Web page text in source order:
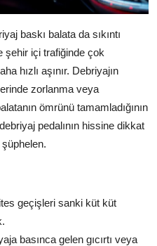
baskı balata da sıkıntı
şehir içi trafiğinde çok
hızlı aşınır. Debriyajın
zorlanma veya
ömrünü tamamladığının
pedalının hissine dikkat
geçişleri sanki küt küt
basınca gelen gıcırtı veya